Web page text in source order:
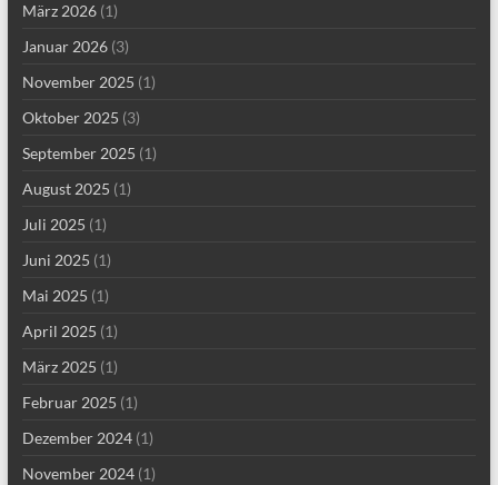
März 2026(1)
Januar 2026(3)
November 2025 (1)
Oktober 2025 (3)
September 2025 (1)
August 2025 (1)
Juli 2025 (1)
Juni 2025 (1)
Mai 2025 (1)
April 2025 (1)
März 2025 (1)
Februar 2025 (1)
Dezember 2024(1)
November 2024(1)